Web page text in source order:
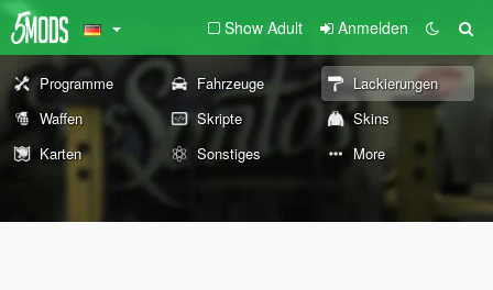
Show Adult Anmelden
Programme Fahrzeuge
Lackierungen
Waffen
Skripte
Skins
Karten
Sonstiges More